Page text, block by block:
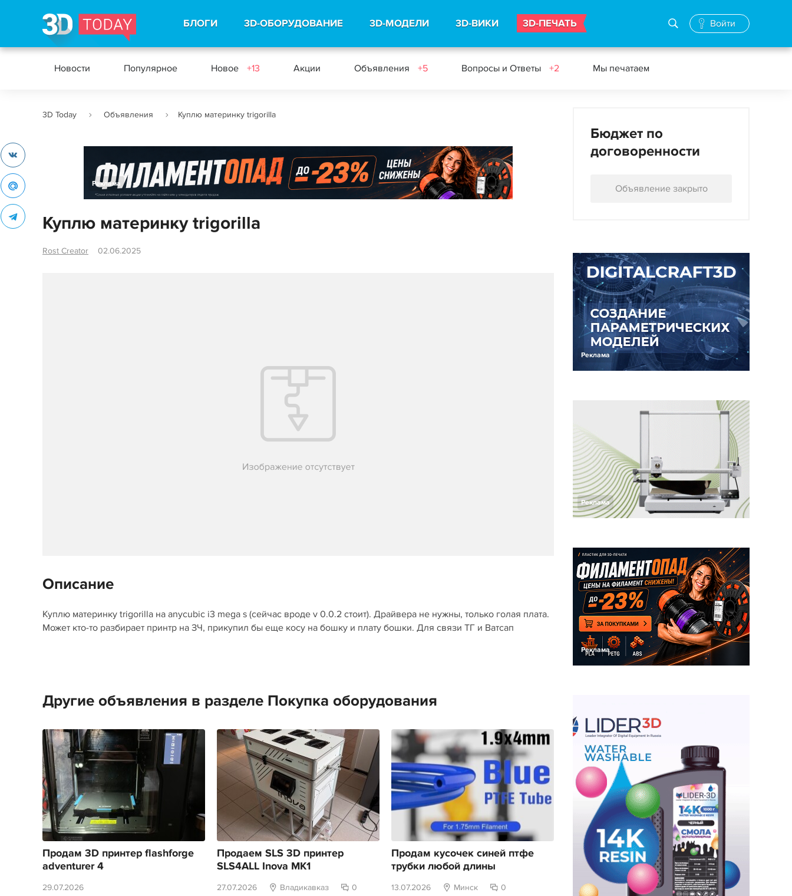
БЛОГИ 3D-ОБОРУДОВАНИЕ 3D-МОДЕЛИ 3D-ВИКИ 3D-ПЕЧАТЬ Войти
Новости Популярное Новое +13 Акции Объявления +5 Вопросы и Ответы +2 Мы печатаем
3D Today Объявления Куплю материнку trigorilla
Реклама
Куплю материнку trigorilla
Rost Creator 02.06.2025
Описание
Куплю материнку trigorilla на anycubic i3 mega s (сейчас вроде v 0.0.2 стоит). Драйвера не нужны, только голая плата.
Может кто-то разбирает принтр на ЗЧ, прикупил бы еще косу на бошку и плату бошки. Для связи ТГ и Ватсап
Другие объявления в разделе Покупка оборудования
Продам 3D принтер flashforge
adventurer 4
29.07.2026
Продаем SLS 3D принтер
SLS4ALL Inova MK1
27.07.2026 Владикавказ 0
Продам кусочек синей птфе
трубки любой длины
13.07.2026 Минск 0
Бюджет по
договоренности
Объявление закрыто
Реклама
Реклама
Реклама